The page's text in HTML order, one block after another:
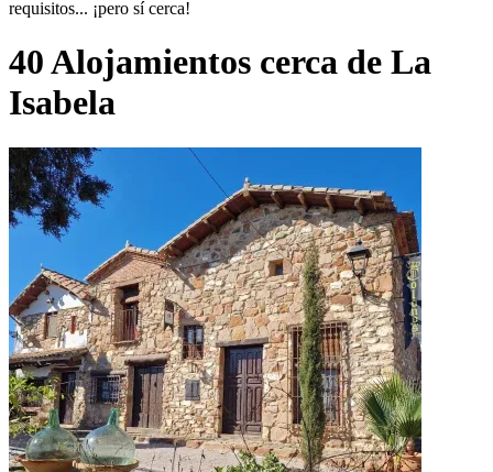
requisitos... ¡pero sí cerca!
40 Alojamientos cerca de La
Isabela